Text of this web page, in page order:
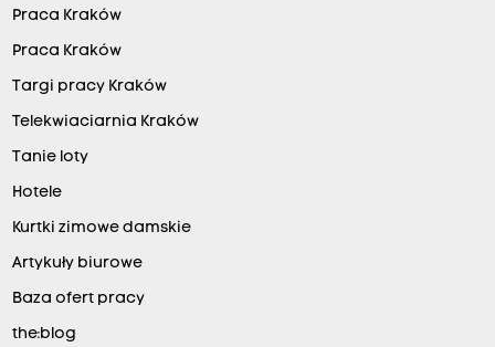
Praca Kraków
Praca Kraków
Targi pracy Kraków
Telekwiaciarnia Kraków
Tanie loty
Hotele
Kurtki zimowe damskie
Artykuły biurowe
Baza ofert pracy
the:blog